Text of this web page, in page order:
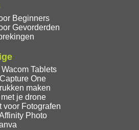
Beginners
Gevorderden
Tablets
One
maken
je drone
voor Fotografen
Photo